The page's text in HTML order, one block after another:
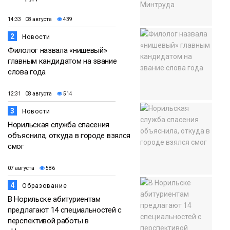
14:33 08 августа 439
2 Новости
Филолог назвала «нишевый»
главным кандидатом на звание
слова года
12:31 08 августа 514
3 Новости
Норильская служба спасения
объяснила, откуда в городе взялся
смог
07 августа 586
4 Образование
В Норильске абитуриентам
предлагают 14 специальностей с
перспективой работы в